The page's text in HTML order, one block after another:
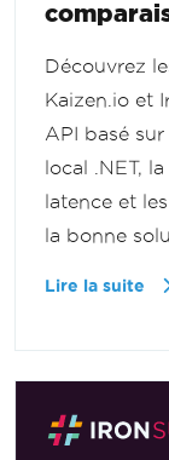
Découvrez
Kaizen.io et
API basé
local .NET,
latence et
la bonne
Lire la suite